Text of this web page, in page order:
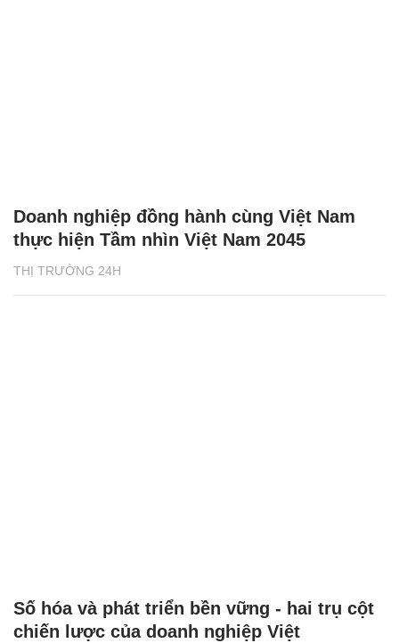
THỊ TRƯỜNG 24H
Doanh nghiệp đồng hành cùng Việt Nam
thực hiện Tầm nhìn Việt Nam 2045
Số hóa và phát triển bền vững - hai trụ cột
chiến lược của doanh nghiệp Việt